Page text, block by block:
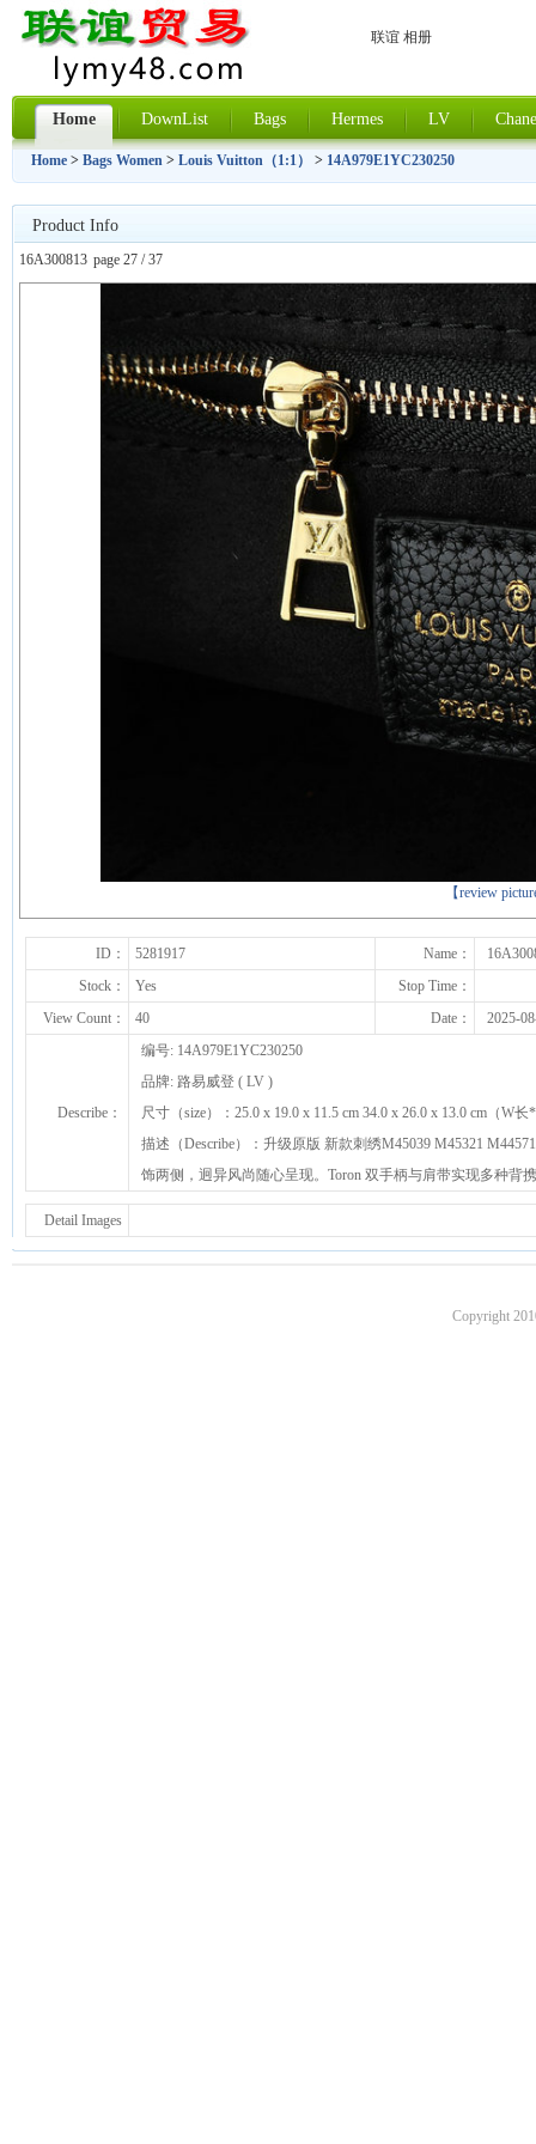
联谊 相册
Home DownList Bags Hermes LV
Home > Bags Women > Louis Vuitton（1:1） > 14A979E1YC230250
Product Info
16A300813 page 27 / 37
【review
上一张
ID： 5281917 Name：
Stock：
Yes
Stop Time：
View Count：
40 Date： 2025-
Describe：
编号: 14A979E1YC230250
品牌: 路易威登 ( LV )
尺寸（size）：25.0 x 19.0 x 11.5 cm 34.0 x 26.0 x 13.0 cm（W
描述（Describe）：升级原版 新款刺绣M45039 M45321
饰两侧，迥异风尚随心呈现。Toron 双手柄与肩带实现多种背
Detail Images
Copyright